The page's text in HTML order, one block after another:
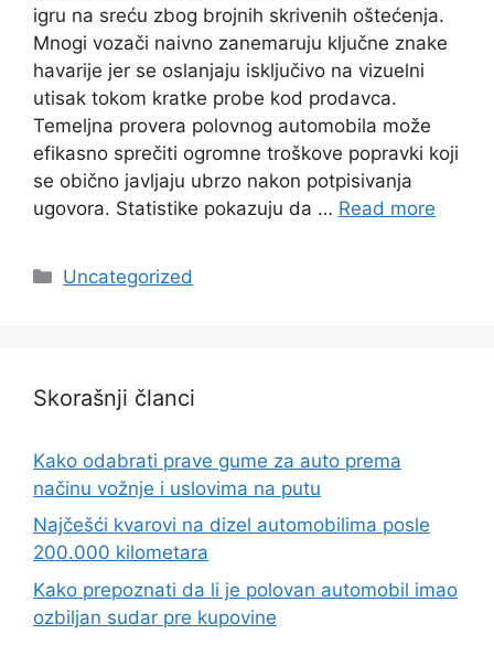
igru na sreću zbog brojnih skrivenih oštećenja.
Mnogi vozači naivno zanemaruju ključne znake
havarije jer se oslanjaju isključivo na vizuelni
utisak tokom kratke probe kod prodavca.
Temeljna provera polovnog automobila može
efikasno sprečiti ogromne troškove popravki koji
se obično javljaju ubrzo nakon potpisivanja
ugovora. Statistike pokazuju da … Read more
Categories
Uncategorized
Skorašnji članci
Kako odabrati prave gume za auto prema
načinu vožnje i uslovima na putu
Najčešći kvarovi na dizel automobilima posle
200.000 kilometara
Kako prepoznati da li je polovan automobil imao
ozbiljan sudar pre kupovine